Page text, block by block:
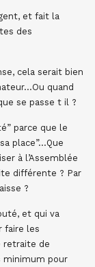
et fait la
des
cela serait bien
quand
se passe t il ?
parce que le
place”…Que
à l’Assemblée
différente ? Par
?
et qui va
faire les
retraite de
minimum pour